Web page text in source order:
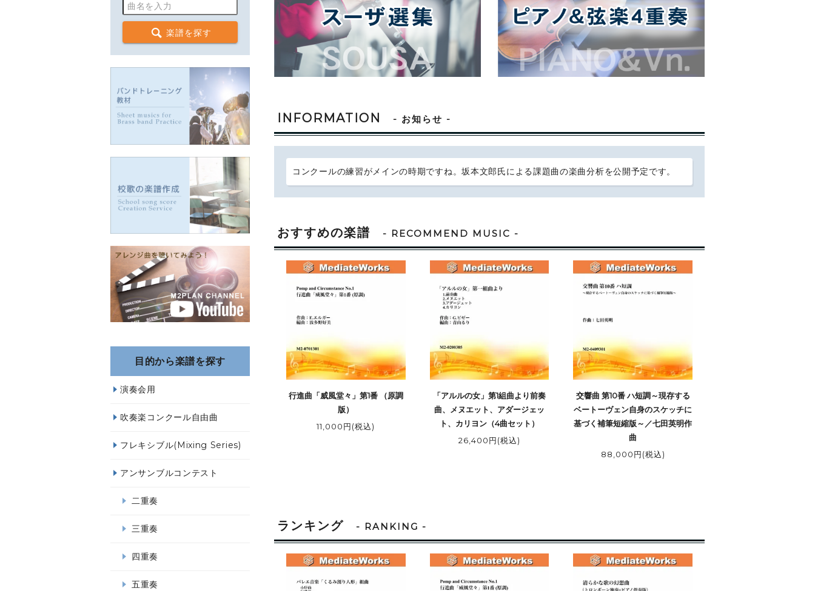
INFORMATION - お知らせ -
コンクールの練習がメインの時期ですね。坂本文郎氏による課題曲の楽曲分析を公開予定です。
おすすめの楽譜 - RECOMMEND MUSIC -
行進曲「威風堂々」第1番 （原調
版）
11,000円(税込)
「アルルの女」第1組曲より前奏
曲、メヌエット、アダージェッ
ト、カリヨン（4曲セット）
26,400円(税込)
交響曲 第10番 ハ短調～現存する
ベートーヴェン自身のスケッチに
基づく補筆短縮版～／七田英明作
曲
88,000円(税込)
ランキング - RANKING -
楽譜を探す
目的から楽譜を探す
演奏会用
吹奏楽コンクール自由曲
フレキシブル(Mixing Series)
アンサンブルコンテスト
二重奏
三重奏
四重奏
五重奏